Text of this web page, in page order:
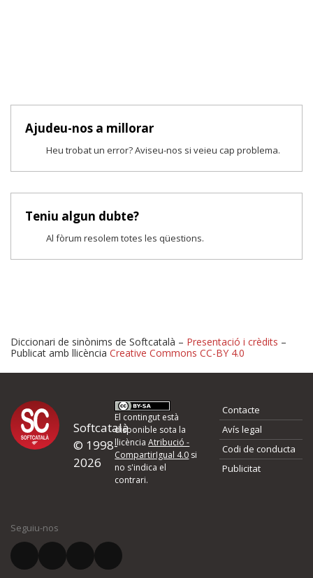
Ajudeu-nos a millorar
Heu trobat un error? Aviseu-nos si veieu cap problema.
Teniu algun dubte?
Al fòrum resolem totes les qüestions.
Proposeu-nos millores o
d'errors
Si heu trobat un error o voleu proposar alguna millora, ompliu els
quina és la millora que proposeu o l'error del qual voleu informar-
El vostre correu electrònic *
Diccionari de sinònims de Softcatalà – Presentació i crèdits –
Publicat amb llicència Creative Commons CC-BY 4.0
Softcatalà
© 1998-
2026
El contingut està
disponible sota la
llicènciaAtribució -
CompartirIgual 4.0 si
no s'indica el
contrari.
Contacte
Avís legal
Codi de conducta
Publicitat
Seguiu-nos